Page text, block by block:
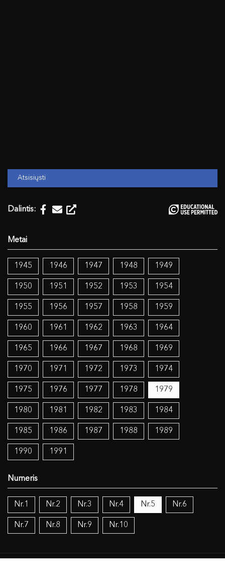
Atsisiųsti
Dalintis:
1945 1946 1947 1948 1949
1950 1951 1952 1953 1954
1955 1956 1957 1958 1959
1960 1961 1962 1963 1964
1965 1966 1967 1968 1969
1970 1971 1972 1973 1974
1975 1976 1977 1978 1979
1980 1981 1982 1983 1984
1985 1986 1987 1988 1989
1990 1991
Nr.1 Nr.2 Nr.3 Nr.4 Nr.5 Nr.6
Nr.7 Nr.8 Nr.9 Nr.10